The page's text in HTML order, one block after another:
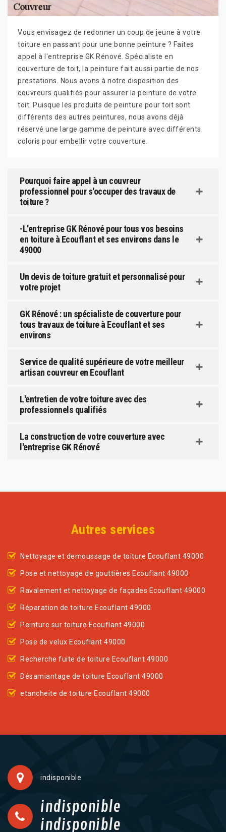
Vous envisagez de redonner un coup de jeune à votre
toiture en passant pour une bonne peinture ? Faites
appel à l'entreprise GK Rénové. Spécialiste en
couverture de toit, la peinture fait aussi partie de nos
prestations. Nous avons à notre disposition des
couvreurs qualifiés pour assurer la peinture de votre
toit. Puisque les produits de peinture pour toit sont
différents des autres peintures, nous avons déjà
réservé une large gamme de peinture avec différents
coloris pour embellir votre couverture.
Pourquoi faire appel à un couvreur
professionnel pour s'occuper des travaux de
toiture ?
-L'entreprise GK Rénové pour tous vos besoins
en toiture à Ecouflant et ses environs dans le
49000
Un devis de toiture gratuit et personnalisé pour
votre projet
GK Rénové : un spécialiste de couverture pour
tous travaux de toiture à Ecouflant et ses
environs
Service de qualité supérieure de votre meilleur
artisan couvreur en Ecouflant
L'entretien de votre toiture avec des
professionnels qualifiés
La construction de votre couverture avec
l'entreprise GK Rénové
Autres services
Nettoyage et demoussage de toiture Ecouflant 49000
Pose et nettoyage de gouttières Ecouflant 49000
Ravalement et nettoyage de façades Ecouflant 49000
Réparation de toiture Ecouflant 49000
Peinture sur toiture Ecouflant 49000
Pose de velux Ecouflant 49000
Recherche fuite de toiture Ecouflant 49000
Désamiantage de toiture Ecouflant 49000
etancheite de toiture Ecouflant 49000
indisponible
indisponible
indisponible